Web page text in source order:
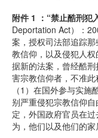
附件 1 ：“禁止酷刑犯
Deportation Act）：
案，授权司法部追踪
教信仰，以及侵犯人
据新的法案，曾经酷
害宗教信仰者，不准
（1）在国外参与实施
别严重侵犯宗教信仰
定，外国政府官员在
为，他们以及他们的家